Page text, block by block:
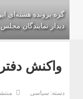
گره پرونده‌ هسته‌ای
دیدار نمایندگان مجلس
واکنش
دسته: سیاسی منتشر